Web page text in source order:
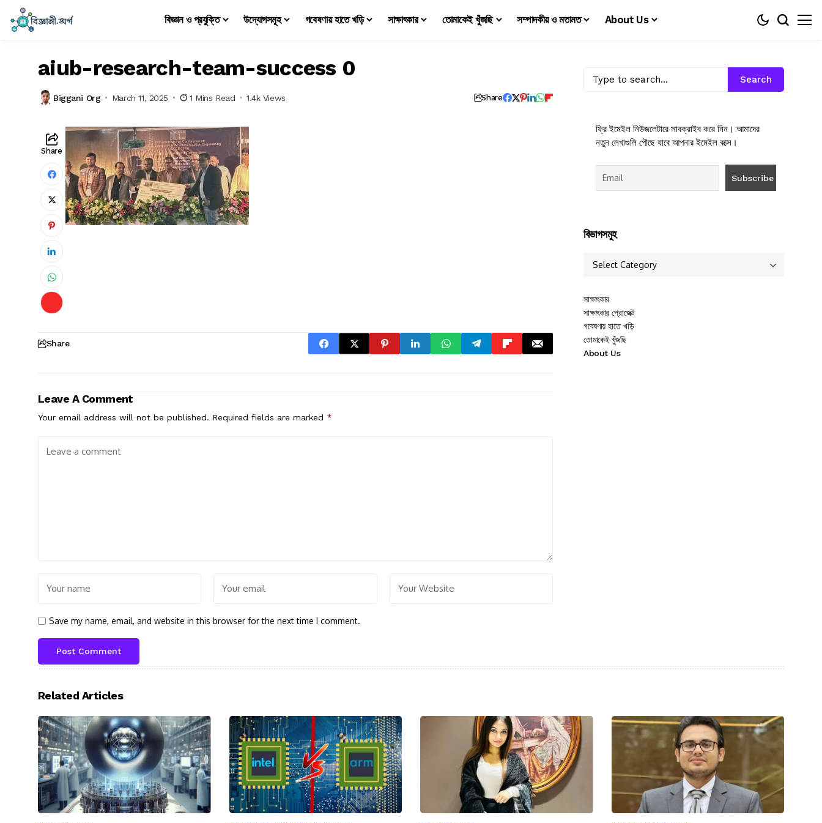
বিজ্ঞান ও প্রযুক্তি উদ্যোগসমূহ গবেষণায় হাতে খড়ি সাক্ষাৎকার তোমাকেই খুঁজছি সম্পাদকীয় ও মতামত About Us
aiub-research-team-success 0
Biggani Org March 11, 2025 1 Mins Read 1.4k Views Share
Share
Share
Leave A Comment
Your email address will not be published. Required fields are marked *
Save my name, email, and website in this browser for the next time I comment.
Search
ফ্রি ইমেইল নিউজলেটারে সাবক্রাইব করে নিন। আমাদের
নতুন লেখাগুলি পৌছে যাবে আপনার ইমেইল বক্সে।
বিভাগসমুহ
সাক্ষাৎকার
সাক্ষাৎকার প্রোজেক্ট
গবেষণায় হাতে খড়ি
তোমাকেই খুঁজছি
About Us
Related Articles